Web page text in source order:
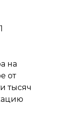
на
от
тысяч